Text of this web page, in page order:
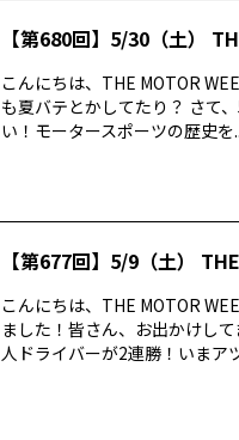
【第680回】5/30（土）
こんにちは、THE MOTOR
も夏バテとかしてたり？ さて
い！モータースポーツの歴史を
【第677回】5/9（土）
こんにちは、THE MOTOR
ました！皆さん、お出かけし
人ドライバーが2連勝！いまア